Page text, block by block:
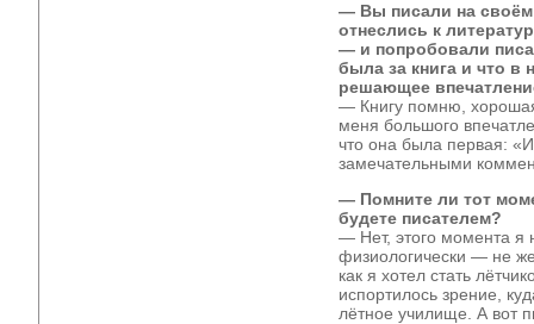
— Вы писали на своём
отнеслись к
— и попробовали
была за книга и что в
решающее
— Книгу помню,
меня большого
что она была первая:
замечательными
— Помните ли тот
будете писателем?
— Нет, этого момента я
физиологически — не
как я хотел стать
испортилось зрение,
лётное училище. А вот